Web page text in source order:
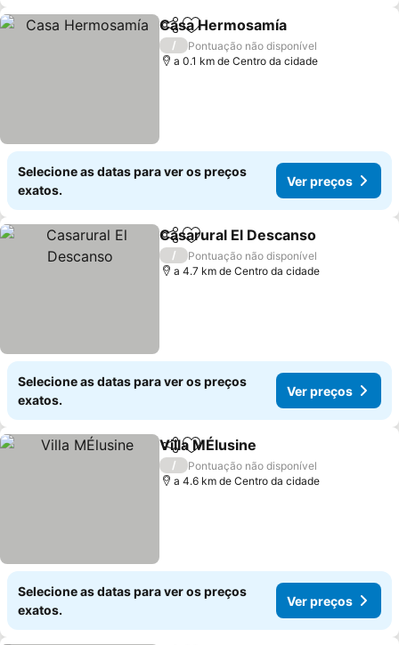
PartilharAdicionar aos favoritos
Casa Hermosamía
/
Pontuação não disponível
a 0.1 km de Centro da cidade
Selecione as datas para ver os preços
exatos.
Ver preços
PartilharAdicionar aos favoritos
Casarural El Descanso
/
Pontuação não disponível
a 4.7 km de Centro da cidade
Selecione as datas para ver os preços
exatos.
Ver preços
PartilharAdicionar aos favoritos
Villa MÉlusine
/
Pontuação não disponível
a 4.6 km de Centro da cidade
Selecione as datas para ver os preços
exatos.
Ver preços